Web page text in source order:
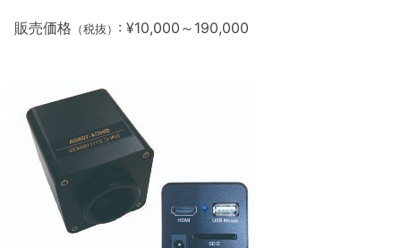
販売価格 （税抜） : ¥10,000～190,000